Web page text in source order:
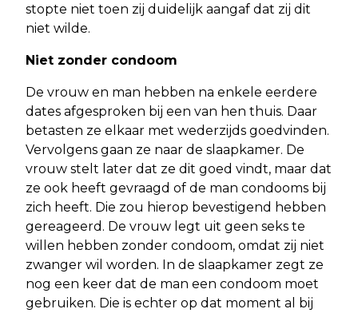
stopte niet toen zij duidelijk aangaf dat zij dit
niet wilde.
Niet zonder condoom
De vrouw en man hebben na enkele eerdere
dates afgesproken bij een van hen thuis. Daar
betasten ze elkaar met wederzijds goedvinden.
Vervolgens gaan ze naar de slaapkamer. De
vrouw stelt later dat ze dit goed vindt, maar dat
ze ook heeft gevraagd of de man condooms bij
zich heeft. Die zou hierop bevestigend hebben
gereageerd. De vrouw legt uit geen seks te
willen hebben zonder condoom, omdat zij niet
zwanger wil worden. In de slaapkamer zegt ze
nog een keer dat de man een condoom moet
gebruiken. Die is echter op dat moment al bij